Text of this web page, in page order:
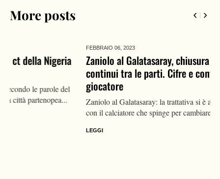
More posts
Zaniolo al Galatasaray, chiusura possibile: contatti
continui tra le parti. Cifre e contratto proposto al
giocatore
Zaniolo al Galatasaray: la trattativa si è accesa nelle ultime ore
con il calciatore che spinge per cambiare arie a...